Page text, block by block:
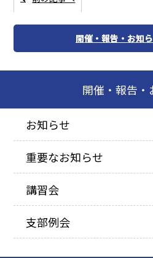
開催・報告・お知
開催・報告・
お知らせ
重要なお知らせ
講習会
支部例会